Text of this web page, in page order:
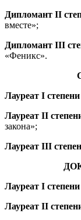
Дипломант II
вместе»;
Дипломант III
«Феникс».
Лауреат I степени
Лауреат II
закона»;
Лауреат III
Лауреат I степени
Лауреат II